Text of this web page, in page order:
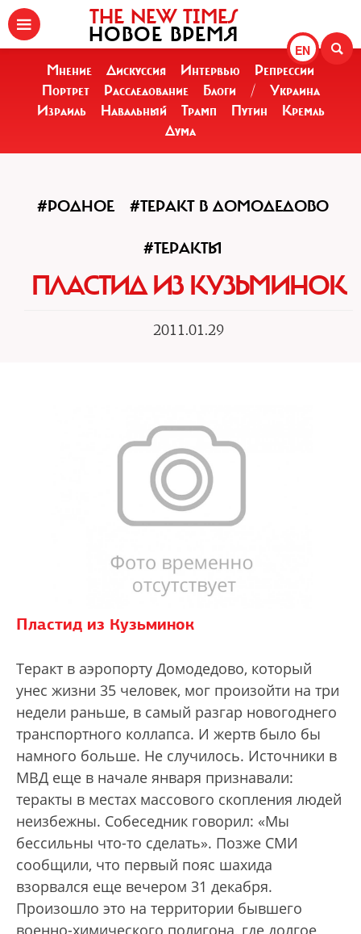
EN
THE NEW TIMES
НОВОЕ ВРЕМЯ
Мнение Дискуссия Интервью
Репрессии
Портрет
Расследование Блоги /
Украина
Израиль
Навальный Трамп Путин
Кремль
Дума
#РОДНОЕ #ТЕРАКТ В ДОМОДЕДОВО
#ТЕРАКТЫ
ПЛАСТИД ИЗ КУЗЬМИНОК
2011.01.29
Пластид из Кузьминок
Теракт в аэропорту Домодедово, который
унес жизни 35 человек, мог произойти на три
недели раньше, в самый разгар новогоднего
транспортного коллапса. И жертв было бы
намного больше. Не случилось. Источники в
МВД еще в начале января признавали:
теракты в местах массового скопления людей
неизбежны. Собеседник говорил: «Мы
бессильны что-то сделать». Позже СМИ
сообщили, что первый пояс шахида
взорвался еще вечером 31 декабря.
Произошло это на территории бывшего